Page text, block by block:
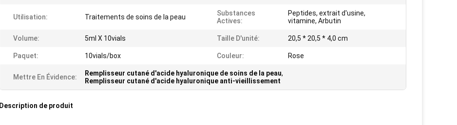
Utilisation: Traitements de soins de la peau
Substances
Actives:
Peptides, extrait d'usine,
vitamine, Arbutin
Volume: 5ml X 10vials Taille D'unité: 20,5 * 20,5 * 4,0 cm
Paquet: 10vials/box Couleur: Rose
Mettre En Évidence: Remplisseur cutané d'acide hyaluronique de soins de la peau,
Remplisseur cutané d'acide hyaluronique anti-vieillissement
Description de produit